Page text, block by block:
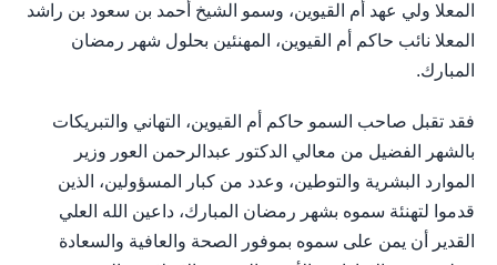
المعلا ولي عهد أم القيوين، وسمو الشيخ أحمد بن سعود بن راشد
المعلا نائب حاكم أم القيوين، المهنئين بحلول شهر رمضان
المبارك.
فقد تقبل صاحب السمو حاكم أم القيوين، التهاني والتبريكات
بالشهر الفضيل من معالي الدكتور عبدالرحمن العور وزير
الموارد البشرية والتوطين، وعدد من كبار المسؤولين، الذين
قدموا لتهنئة سموه بشهر رمضان المبارك، داعين الله العلي
القدير أن يمن على سموه بموفور الصحة والعافية والسعادة